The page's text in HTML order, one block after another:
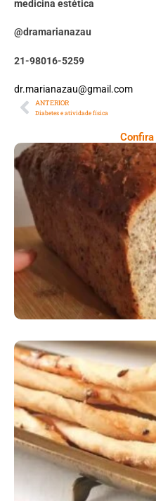
medicina estética
@dramarianazau
21-98016-5259
dr.marianazau@gmail.com
ANTERIOR
Diabetes e atividade física
Comer
Comer Bem: